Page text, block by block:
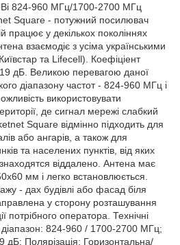
824-960 МГц/1700-2700 МГц
Square - потужний посилювач
працює у декількох поколіннях
взаємодіє з усіма українськими
та Lifecell). Коефіціент
дБ. Великою перевагою даної
діапазону частот - 824-960 МГц і
використовувати
де сигнал мережі слабкий
Square відмінно підходить для
або ангарів, а також для
та населених пунктів, від яких
віддалено. Антена має
мм і легко встановлюється.
- дах будівлі або фасад біля
у сторону розташування
потрібного оператора. Технічні
діапазон: 824-960 / 1700-2700 МГц;
дБ; Полярізація: Горизонтальна/